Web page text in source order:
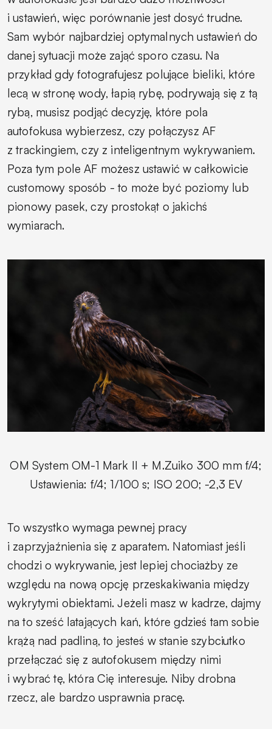
i ustawień, więc porównanie jest dosyć trudne.
Sam wybór najbardziej optymalnych ustawień do
danej sytuacji może zająć sporo czasu. Na
przykład gdy fotografujesz polujące bieliki, które
lecą w stronę wody, łapią rybę, podrywają się z tą
rybą, musisz podjąć decyzję, które pola
autofokusa wybierzesz, czy połączysz AF
z trackingiem, czy z inteligentnym wykrywaniem.
Poza tym pole AF możesz ustawić w całkowicie
customowy sposób - to może być poziomy lub
pionowy pasek, czy prostokąt o jakichś
wymiarach.
OM System OM-1 Mark II + M.Zuiko 300 mm f/4;
Ustawienia: f/4; 1/100 s; ISO 200; -2,3 EV
To wszystko wymaga pewnej pracy
i zaprzyjaźnienia się z aparatem. Natomiast jeśli
chodzi o wykrywanie, jest lepiej chociażby ze
względu na nową opcję przeskakiwania między
wykrytymi obiektami. Jeżeli masz w kadrze, dajmy
na to sześć latających kań, które gdzieś tam sobie
krążą nad padliną, to jesteś w stanie szybciutko
przełączać się z autofokusem między nimi
i wybrać tę, która Cię interesuje. Niby drobna
rzecz, ale bardzo usprawnia pracę.